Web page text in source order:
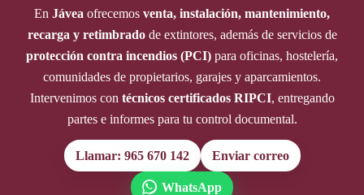
En Jávea ofrecemos venta, instalación, mantenimiento,
recarga y retimbradode extintores, además de servicios de
protección contra incendios (PCI) para oficinas, hostelería,
comunidades de propietarios, garajes y aparcamientos.
Intervenimos con técnicos certificados RIPCI, entregando
partes e informes para tu control documental.
Llamar: 965 670 142 Enviar correo
WhatsApp